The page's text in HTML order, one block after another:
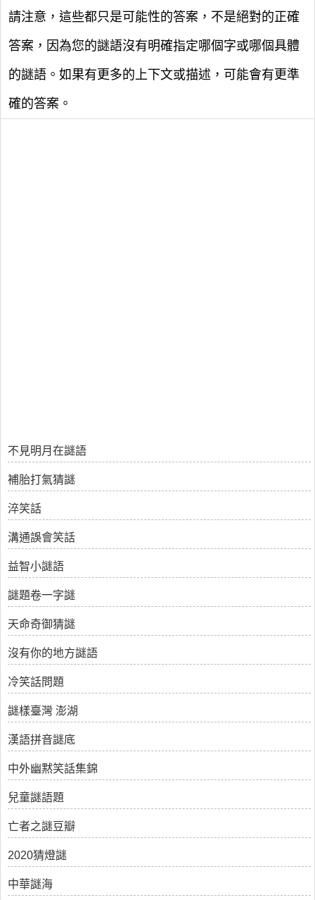
請注意，這些都只是可能性的答案，不是絕對的正確
答案，因為您的謎語沒有明確指定哪個字或哪個具體
的謎語。如果有更多的上下文或描述，可能會有更準
確的答案。
不見明月在謎語
補胎打氣猜謎
淬笑話
溝通誤會笑話
益智小謎語
謎題卷一字謎
天命奇御猜謎
沒有你的地方謎語
冷笑話問題
謎樣臺灣 澎湖
漢語拼音謎底
中外幽黙笑話集錦
兒童謎語題
亡者之謎豆瓣
2020猜燈謎
中華謎海